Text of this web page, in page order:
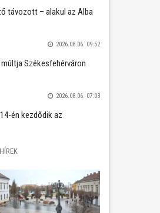
távozott – alakul az Alba
2026.08.06. 09:52
Székesfehérváron
2026.08.06. 07:03
én kezdődik az